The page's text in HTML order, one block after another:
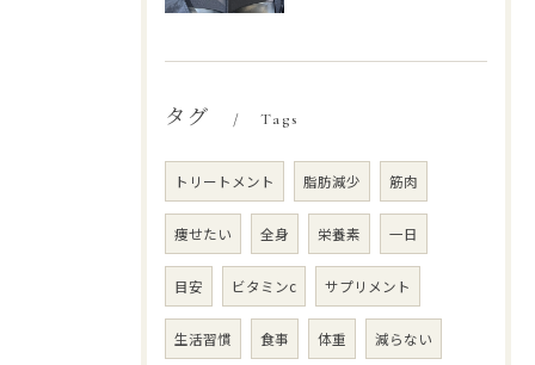
タグ Tags
トリートメント 脂肪減少 筋肉
痩せたい 全身 栄養素 一日
目安 ビタミンc サプリメント
生活習慣 食事 体重 減らない